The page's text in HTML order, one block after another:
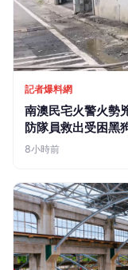
記者爆料網
南澳民宅火警火勢
防隊員救出受困黑
8小時前